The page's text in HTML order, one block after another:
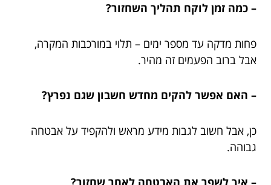
– כמה זמן לוקח תהליך השחזור?
פחות מדקה עד מספר ימים – תלוי במורכבות המקרה,
אבל ברוב הפעמים זה מהיר.
– האם אפשר להקים מחדש חשבון שגם נפרץ?
כן, אבל חשוב לגבות מידע מראש ולהקפיד על אבטחה
גבוהה.
– איך לשפר את האבטחה לאחר שחזור?